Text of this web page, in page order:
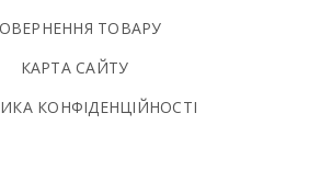
ТОВАРУ
КАРТА САЙТУ
КОНФIДЕНЦIЙНОСТI